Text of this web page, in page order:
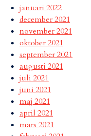
januari 2022
december 2021
november 2021
oktober 2021
september 2021
augusti 2021
juli 2021
juni 2021
maj 2021
april 2021
mars 2021